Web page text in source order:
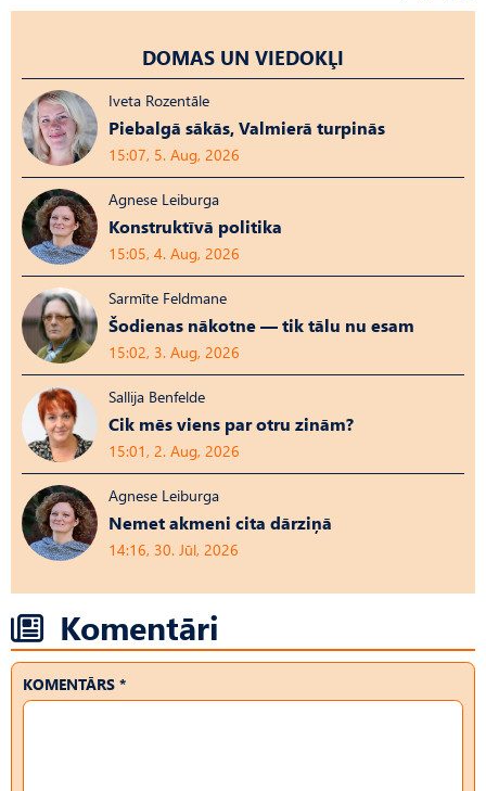
DOMAS UN VIEDOKĻI
Iveta Rozentāle
Piebalgā sākās, Valmierā turpinās
15:07, 5. Aug, 2026
Agnese Leiburga
Konstruktīvā politika
15:05, 4. Aug, 2026
Sarmīte Feldmane
Šodienas nākotne — tik tālu nu esam
15:02, 3. Aug, 2026
Sallija Benfelde
Cik mēs viens par otru zinām?
15:01, 2. Aug, 2026
Agnese Leiburga
Nemet akmeni cita dārziņā
14:16, 30. Jūl, 2026
Komentāri
KOMENTĀRS *